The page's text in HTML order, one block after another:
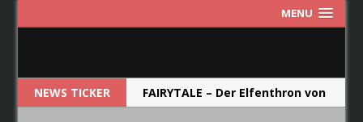
MENU
NEWS TICKER
FAIRYTALE – Der Elfenthron von